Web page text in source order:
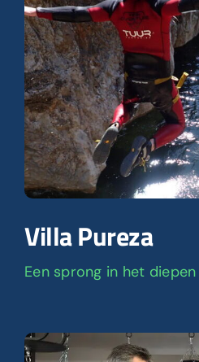
Villa Pureza
Een sprong in het